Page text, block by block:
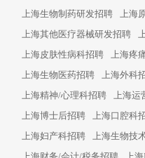
上海生物制药研发招聘
上海
上海其他医疗器械研发招聘
上海皮肤性病科招聘
上海疼
上海生物医药招聘
上海外科
上海精神/心理科招聘
上海运
上海博士后招聘
上海口腔科
上海妇产科招聘
上海生物技